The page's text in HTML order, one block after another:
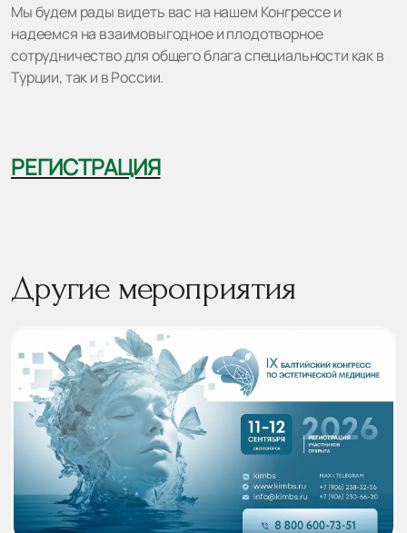
Мы будем рады видеть вас на нашем Конгрессе и
надеемся на взаимовыгодное и плодотворное
сотрудничество для общего блага специальности как в
Турции, так и в России.
РЕГИСТРАЦИЯ
Другие мероприятия